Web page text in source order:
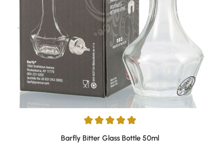
Durchschnittliche Bewertung von 5 von 5 Sternen
Barfly Bitter Glass Bottle 50ml